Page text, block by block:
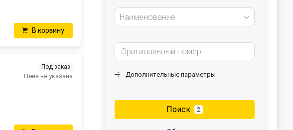
В корзину
Под заказ
Цена не указана
Наименование
Дополнительные параметры
Поиск 2